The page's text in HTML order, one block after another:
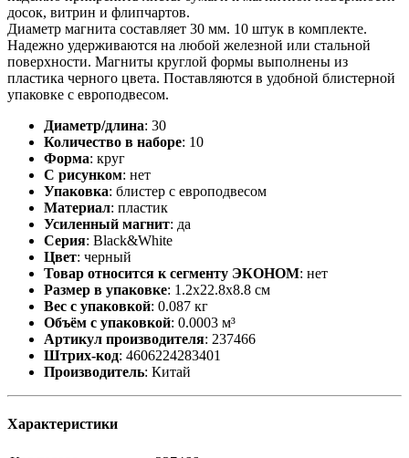
досок, витрин и флипчартов.
Диаметр магнита составляет 30 мм. 10 штук в комплекте.
Надежно удерживаются на любой железной или стальной
поверхности. Магниты круглой формы выполнены из
пластика черного цвета. Поставляются в удобной блистерной
упаковке с европодвесом.
Диаметр/длина: 30
Количество в наборе: 10
Форма: круг
С рисунком: нет
Упаковка: блистер с европодвесом
Материал: пластик
Усиленный магнит: да
Серия: Black&White
Цвет: черный
Товар относится к сегменту ЭКОНОМ: нет
Размер в упаковке: 1.2x22.8x8.8 см
Вес с упаковкой: 0.087 кг
Объём с упаковкой: 0.0003 м³
Артикул производителя: 237466
Штрих-код: 4606224283401
Производитель: Китай
Характеристики